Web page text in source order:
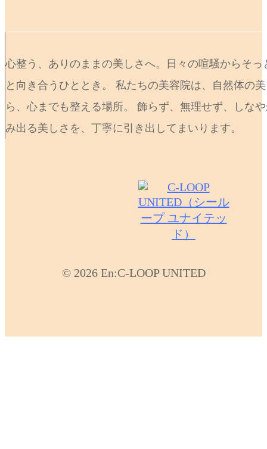
心整う、ありのままの美しさへ。日々の喧騒からそ
と向き合うひととき。 私たちの美容院は、自然体の
ら、心までも整える場所。 飾らず、無理せず、しな
み出る美しさを、丁寧に引き出してまいります。
© 2026 En:C-LOOP UNITED